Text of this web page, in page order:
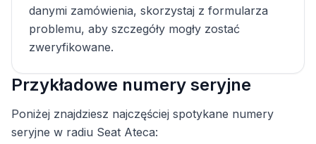
danymi zamówienia, skorzystaj z formularza
problemu, aby szczegóły mogły zostać
zweryfikowane.
Przykładowe numery seryjne
Poniżej znajdziesz najczęściej spotykane numery
seryjne w radiu Seat Ateca: